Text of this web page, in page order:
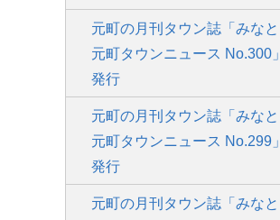
元町の月刊タウン誌「みなと
元町タウンニュース No.300」
発行
元町の月刊タウン誌「みなと
元町タウンニュース No.299」
発行
元町の月刊タウン誌「みなと